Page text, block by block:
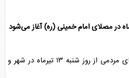
وی در ادامه گفت: مراسم‌های مردمی از روز شنبه ۱۳ تیرماه در شهر و